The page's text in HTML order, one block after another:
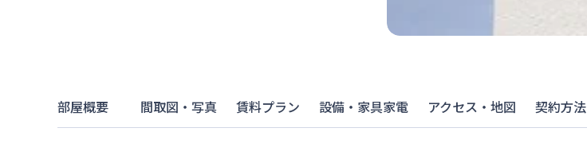
部屋概要 間取図・写真 賃料プラン 設備・家具家電 アクセス・地図 契約方法